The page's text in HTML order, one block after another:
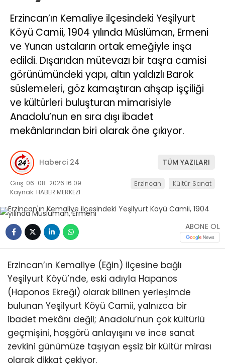
Erzincan’ın Kemaliye ilçesindeki Yeşilyurt
Köyü Camii, 1904 yılında Müslüman, Ermeni
ve Yunan ustaların ortak emeğiyle inşa
edildi. Dışarıdan mütevazı bir taşra camisi
görünümündeki yapı, altın yaldızlı Barok
süslemeleri, göz kamaştıran ahşap işçiliği
ve kültürleri buluşturan mimarisiyle
Anadolu’nun en sıra dışı ibadet
mekânlarından biri olarak öne çıkıyor.
Haberci 24 TÜM YAZILARI
Giriş: 06-08-2026 16:09
Kaynak: HABER MERKEZI
Erzincan Kültür Sanat
ABONE OL
Erzincan’ın Kemaliye (Eğin) ilçesine bağlı
Yeşilyurt Köyü’nde, eski adıyla Hapanos
(Haponos Ekreği) olarak bilinen yerleşimde
bulunan Yeşilyurt Köyü Camii, yalnızca bir
ibadet mekânı değil; Anadolu’nun çok kültürlü
geçmişini, hoşgörü anlayışını ve ince sanat
zevkini günümüze taşıyan eşsiz bir kültür mirası
olarak dikkat çekiyor.